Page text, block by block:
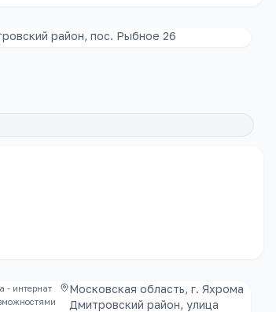
район, пос. Рыбное 26
- интернат
Московская область, г. Яхрома
Дмитровский район, улица